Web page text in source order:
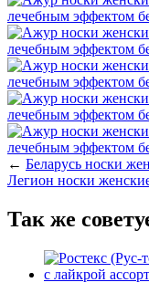
← Беларусь носки
Легион носки
Так же